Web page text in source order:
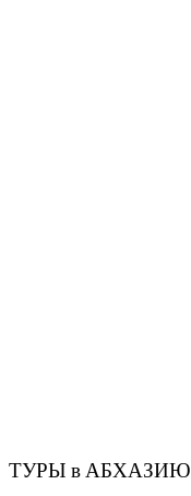
ТУРЫ в АБХАЗИЮ